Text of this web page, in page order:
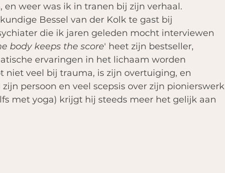
en weer was ik in tranen bij zijn verhaal.
Bessel van der Kolk te gast bij
die ik jaren geleden mocht interviewen
body keeps the score' heet zijn bestseller,
ervaringen in het lichaam worden
niet veel bij trauma, is zijn overtuiging, en
persoon en veel scepsis over zijn pionierswerk
met yoga) krijgt hij steeds meer het gelijk aan